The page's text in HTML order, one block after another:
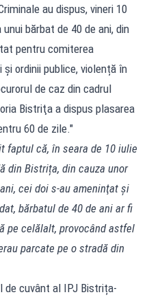
au dispus, vineri 10
bărbat de 40 de ani, din
pentru comiterea
ordinii publice, violență în
de caz din cadrul
Bistriţa a dispus plasarea
60 de zile."
faptul că, în seara de 10 iulie
din Bistrița, din cauza unor
cei doi s-au ameninţat și
bărbatul de 40 de ani ar fi
pe celălalt, provocând astfel
parcate pe o stradă din
de cuvânt al IPJ Bistrița-